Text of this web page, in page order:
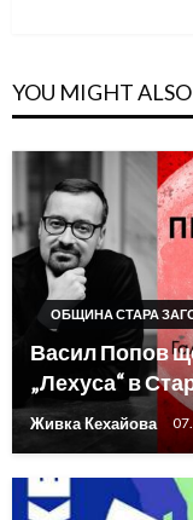
YOU MIGHT
ОБЩИНА СТАРА
Васил Попов
„Лехуса“ в
Живка Кехайова